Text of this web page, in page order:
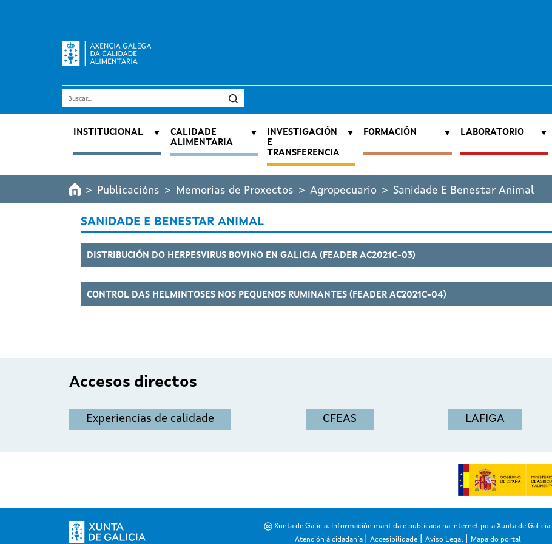
Buscar
Navegación principal
INSTITUCIONAL
CALIDADE
ALIMENTARIA
INVESTIGACIÓN
E
TRANSFERENCIA
FORMACIÓN LABORATORIO
Publicacións Memorias de Proxectos Agropecuario Sanidade E Benestar Animal
SANIDADE E BENESTAR ANIMAL
DISTRIBUCIÓN DO HERPESVIRUS BOVINO EN GALICIA (FEADER AC2021C-03)
CONTROL DAS HELMINTOSES NOS PEQUENOS RUMINANTES (FEADER AC2021C-04)
Accesos directos
Experiencias de calidade CFEAS LAFIGA
Xunta de Galicia. Información mantida e publicada na internet pola Xunta de Galicia.
Atención á cidadanía
Accesibilidade Aviso Legal Mapa do portal